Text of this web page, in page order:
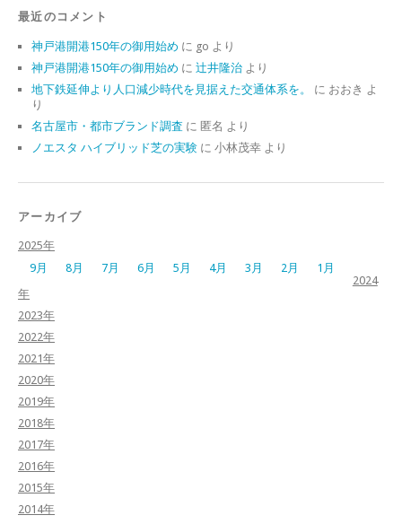
最近のコメント
神戸港開港150年の御用始め に go より
神戸港開港150年の御用始め に 辻井隆治 より
地下鉄延伸より人口減少時代を見据えた交通体系を。
に おおき よ
り
名古屋市・都市ブランド調査 に 匿名 より
ノエスタ ハイブリッド芝の実験 に 小林茂幸 より
アーカイブ
2025年
9月
8月 7月 6月 5月 4月 3月 2月
1月
2024
年
2023年
2022年
2021年
2020年
2019年
2018年
2017年
2016年
2015年
2014年